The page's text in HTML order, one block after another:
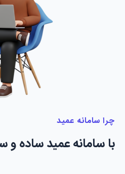
چرا سامانه عمید
با سامانه عمید ساده و